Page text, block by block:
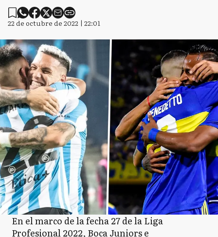
22 de octubre de 2022 | 22:01
En el marco de la fecha 27 de la Liga
Profesional 2022, Boca Juniors e